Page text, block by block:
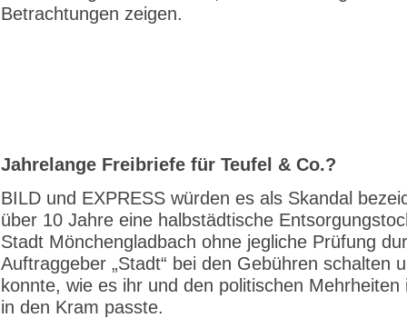
Betrachtungen zeigen.
Jahrelange Freibriefe für Teufel & Co.?
BILD und EXPRESS würden es als Skandal
über 10 Jahre eine halbstädtische
Stadt Mönchengladbach ohne jegliche Prüfung
Auftraggeber „Stadt“ bei den Gebühren schalten
konnte, wie es ihr und den politischen Mehrheiten
in den Kram passte.